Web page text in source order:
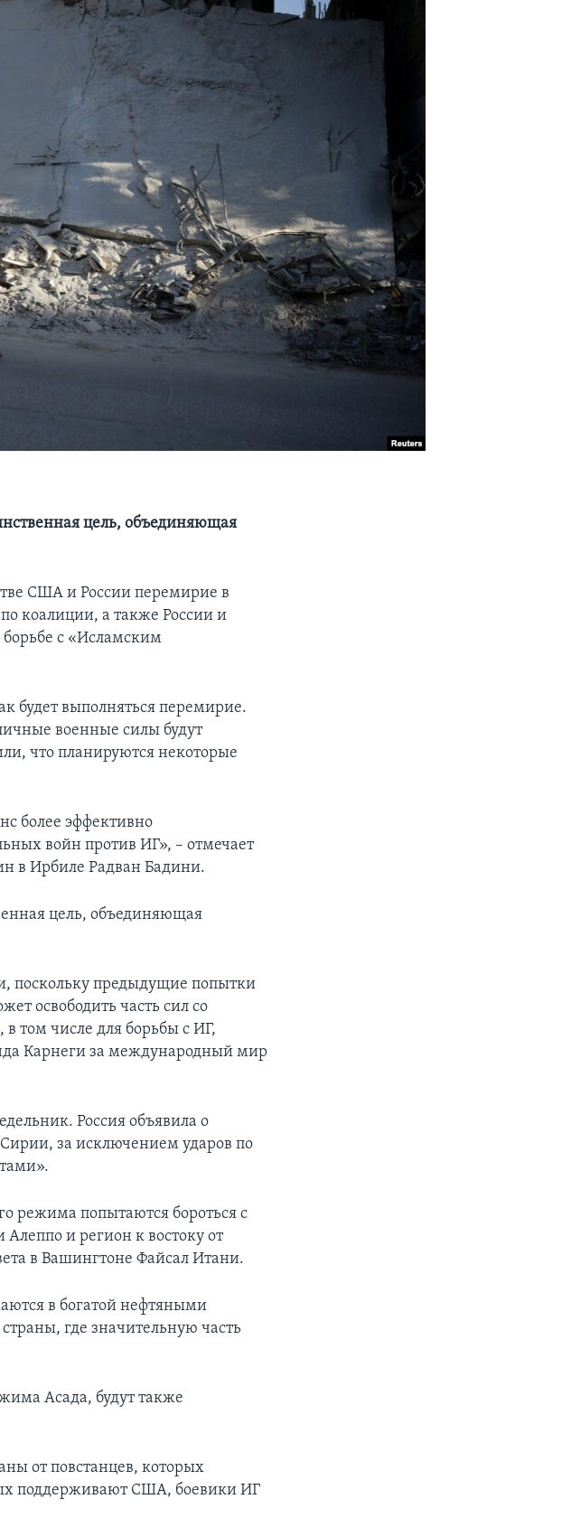
цель, объединяющая
США и России перемирие в
коалиции, а также России и
с «Исламским
будет выполняться перемирие.
военные силы будут
что планируются некоторые
более эффективно
войн против ИГ», – отмечает
в Ирбиле Радван Бадини.
цель, объединяющая
поскольку предыдущие попытки
освободить часть сил со
том числе для борьбы с ИГ,
Карнеги за международный мир
Россия объявила о
за исключением ударов по
режима попытаются бороться с
и регион к востоку от
в Вашингтоне Файсал Итани.
в богатой нефтяными
где значительную часть
Асада, будут также
от повстанцев, которых
поддерживают США, боевики ИГ